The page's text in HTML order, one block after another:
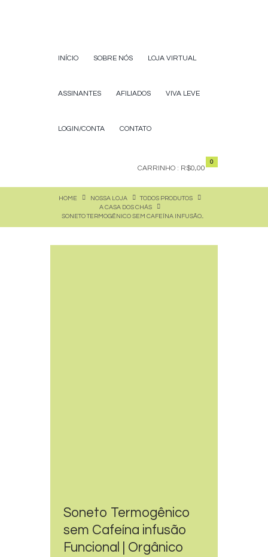
INÍCIO SOBRE NÓS LOJA VIRTUAL
ASSINANTES AFILIADOS VIVA LEVE
LOGIN/CONTA CONTATO
CARRINHO :
0
R$0,00
HOME NOSSA LOJA
TODOS PRODUTOS
A CASA DOS CHÁS
SONETO TERMOGÊNICO SEM CAFEÍNA INFUSÃO...
Soneto Termogênico
sem Cafeína infusão
Funcional | Orgânico